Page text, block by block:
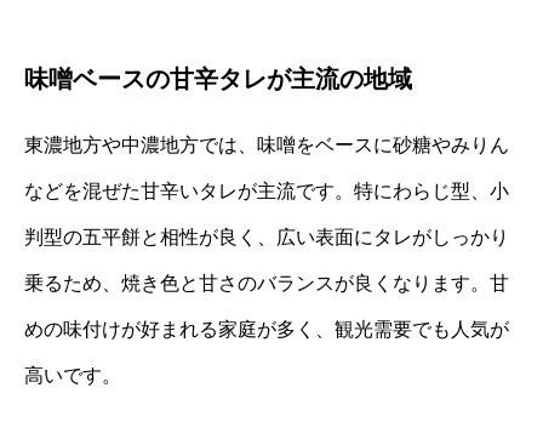
味噌ベースの甘辛タレが主流の地域
東濃地方や中濃地方では、味噌をベースに砂糖やみりん
などを混ぜた甘辛いタレが主流です。特にわらじ型、小
判型の五平餅と相性が良く、広い表面にタレがしっかり
乗るため、焼き色と甘さのバランスが良くなります。甘
めの味付けが好まれる家庭が多く、観光需要でも人気が
高いです。